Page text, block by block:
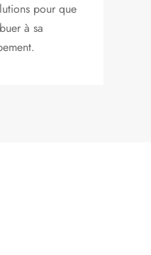
pour que
à sa